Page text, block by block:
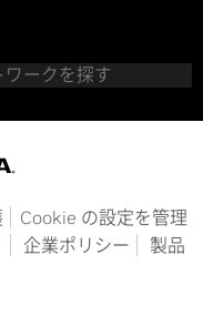
ークを探す
Cookie の設定を管理
企業ポリシー
製品